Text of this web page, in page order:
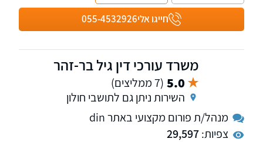
חייגו אלי055-4532926
משרד עורכי דין גיל בר-זהר
5.0 (7 ממליצים)
השירות ניתן גם לתושבי חולון
מנהל/ת פורום מקצועי באתר din
צפיות:29,597